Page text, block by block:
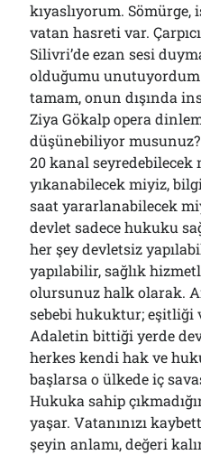
kıyaslıyorum.
vatan hasreti var.
Silivri’de ezan sesi
olduğumu
tamam, onun dışında
Ziya Gökalp opera
düşünebiliyor
20 kanal seyredebilecek
yıkanabilecek miyiz,
saat yararlanabilecek
devlet sadece hukuku
her şey devletsiz
yapılabilir, sağlık
olursunuz halk olarak.
sebebi hukuktur; eşitliği
Adaletin bittiği yerde
herkes kendi hak ve
başlarsa o ülkede iç
Hukuka sahip
yaşar. Vatanınızı
şeyin anlamı, değeri